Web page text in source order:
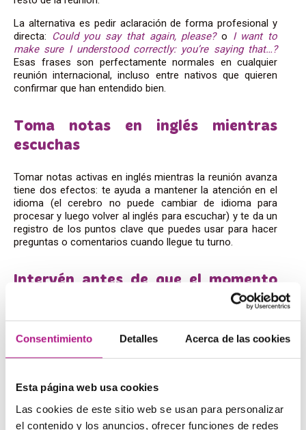
Consentimiento Detalles Acerca de las cookies
Esta página web usa cookies
Las cookies de este sitio web se usan para personalizar
el contenido y los anuncios, ofrecer funciones de redes
La alternativa es pedir aclaración de forma profesional y
directa: Could you say that again, please?o I want to
make sure I understood correctly: you’re saying that…?
Esas frases son perfectamente normales en cualquier
reunión internacional, incluso entre nativos que quieren
confirmar que han entendido bien.
Toma notas en inglés mientras
escuchas
Tomar notas activas en inglés mientras la reunión avanza
tiene dos efectos: te ayuda a mantener la atención en el
idioma (el cerebro no puede cambiar de idioma para
procesar y luego volver al inglés para escuchar) y te da un
registro de los puntos clave que puedes usar para hacer
preguntas o comentarios cuando llegue tu turno.
Intervén antes de que el momento
como falta de opinión o desacuerdo tácito. Si quieres
participar, hay que entrar antes de que el tema cambie.
from what [nombre] said
… te dan la señal de que vas a
hablar y dan a los demás tiempo para cederte el turno.
La intervención no tiene que ser larga. Añadir una frase